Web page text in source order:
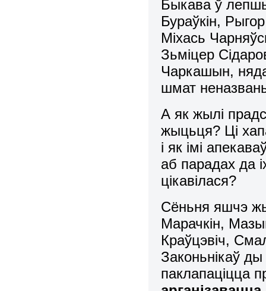
Быкава ў
Бураўкін,
Міхась
Зьміцер
Чаркашын,
шмат
А як жылі
жыцьця? Ці
і як імі
аб парадах да
цікавілася?
Сёньня яшчэ
Марачкін,
Краўцэвіч,
Законьнікаў
паклапаціцца